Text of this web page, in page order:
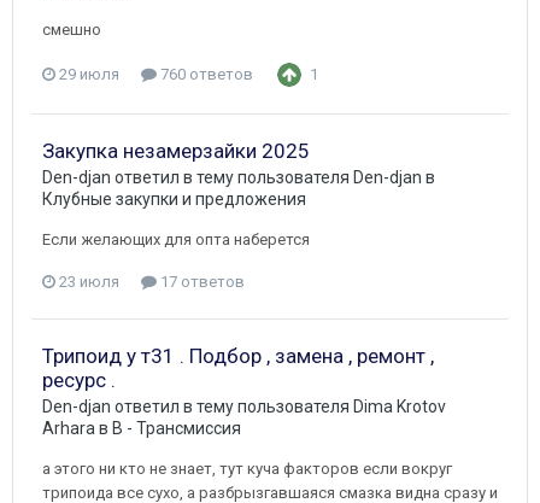
смешно
29 июля 760 ответов 1
Закупка незамерзайки 2025
Den-djan ответил в тему пользователя Den-djan в
Клубные закупки и предложения
Если желающих для опта наберется
23 июля 17 ответов
Трипоид у т31 . Подбор , замена , ремонт ,
ресурс .
Den-djan ответил в тему пользователя Dima Krotov
Arhara в B - Трансмиссия
а этого ни кто не знает, тут куча факторов если вокруг
трипоида все сухо, а разбрызгавшаяся смазка видна сразу и